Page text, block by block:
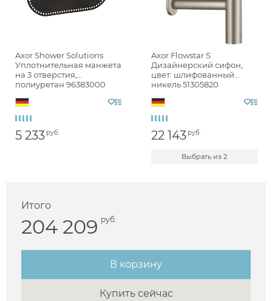
Каталог
Дозаторы
Стаканы
Смесители накладные для душа и ванны
Axor Shower Solutions
Уплотнительная манжета
на 3 отверстия,
полиуретан 96383000
5 233 руб.
Axor Flowstar S
Дизайнерский сифон,
цвет: шлифованный
никель 51305820
22 143 руб.
Выбрать из 2
Итого
204 209 руб.
В корзину
Купить сейчас